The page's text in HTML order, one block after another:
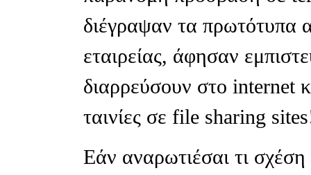
διέγραψαν τα πρωτότυπα
εταιρείας, άφησαν
διαρρεύσουν στο internet
ταινίες σε file sharing
Εάν αναρωτιέσαι τι